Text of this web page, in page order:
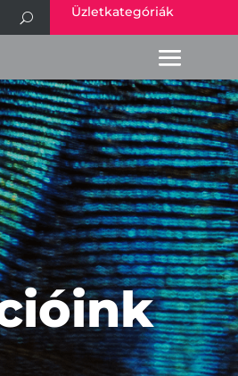
Üzletkategóriák